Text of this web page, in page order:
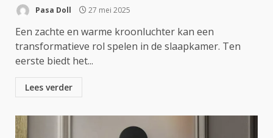
Pasa Doll 27 mei 2025
Een zachte en warme kroonluchter kan een
transformatieve rol spelen in de slaapkamer. Ten
eerste biedt het...
Lees verder